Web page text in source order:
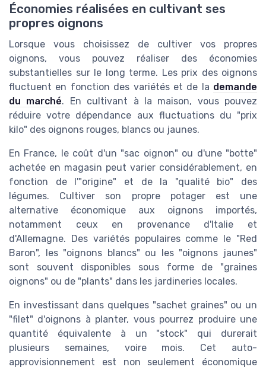
Économies réalisées en cultivant ses
propres oignons
Lorsque vous choisissez de cultiver vos propres
oignons, vous pouvez réaliser des économies
substantielles sur le long terme. Les prix des oignons
fluctuent en fonction des variétés et de la demande
du marché. En cultivant à la maison, vous pouvez
réduire votre dépendance aux fluctuations du "prix
kilo" des oignons rouges, blancs ou jaunes.
En France, le coût d'un "sac oignon" ou d'une "botte"
achetée en magasin peut varier considérablement, en
fonction de l'"origine" et de la "qualité bio" des
légumes. Cultiver son propre potager est une
alternative économique aux oignons importés,
notamment ceux en provenance d'Italie et
d'Allemagne. Des variétés populaires comme le "Red
Baron", les "oignons blancs" ou les "oignons jaunes"
sont souvent disponibles sous forme de "graines
oignons" ou de "plants" dans les jardineries locales.
En investissant dans quelques "sachet graines" ou un
"filet" d'oignons à planter, vous pourrez produire une
quantité équivalente à un "stock" qui durerait
plusieurs semaines, voire mois. Cet auto-
approvisionnement est non seulement économique